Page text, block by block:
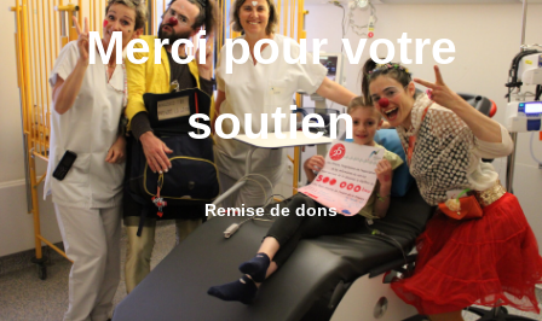
Merci pour votre
soutien
Remise de dons